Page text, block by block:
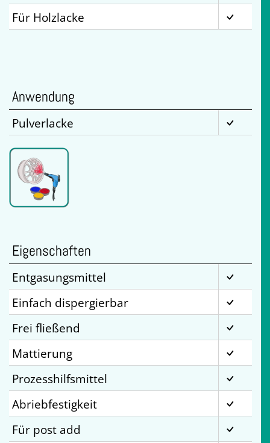
Für Holzlacke
Anwendung
Pulverlacke
Eigenschaften
Entgasungsmittel
Einfach dispergierbar
Frei fließend
Mattierung
Prozesshilfsmittel
Abriebfestigkeit
Für post add